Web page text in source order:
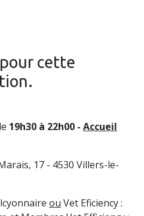
cette
19h30 à 22h00 - Accueil
17 - 4530 Villers-le-
ou Vet Eficiency :